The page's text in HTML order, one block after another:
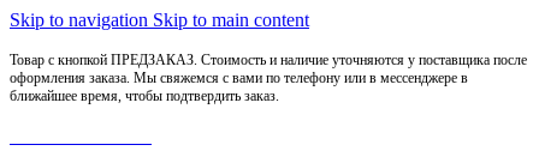
Skip to navigation Skip to main content
Товар с кнопкой ПРЕДЗАКАЗ. Стоимость и наличие уточняются у поставщика после
оформления заказа. Мы свяжемся с вами по телефону или в мессенджере в
ближайшее время, чтобы подтвердить заказ.